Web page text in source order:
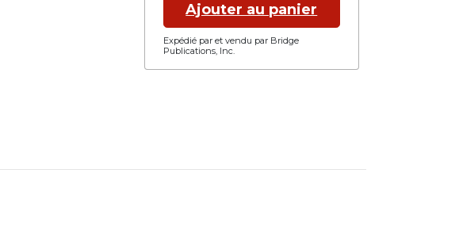
Ajouter au panier
Expédié par et vendu par Bridge
Publications, Inc.